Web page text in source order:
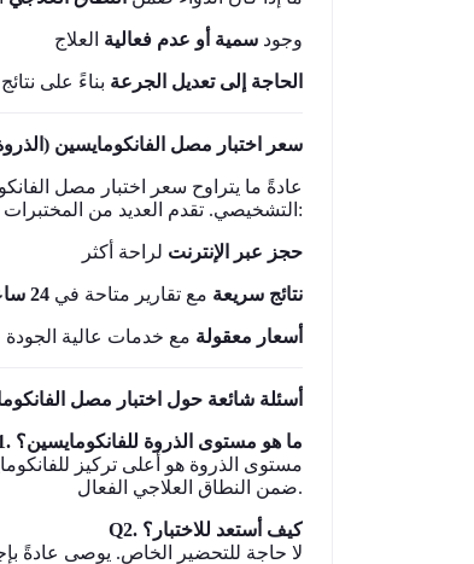
وجود سمية أو عدم فعالية العلاج
الحاجة إلى تعديل الجرعة بناءً على
سعر اختبار مصل الفانكومايسين
عادةً ما يتراوح سعر اختبار مصل
التشخيصي. تقدم العديد من المختبرات:
حجز عبر الإنترنت لراحة أكثر
نتائج سريعة مع تقارير متاحة في 24 ساعة
أسعار معقولة مع خدمات عالية الجودة
أسئلة شائعة حول اختبار مصل
Q1. ما هو مستوى الذروة للفانكومايسين؟
ضمن النطاق العلاجي الفعال.
Q2. كيف أستعد للاختبار؟